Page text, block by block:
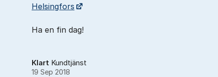
Helsingfors
Ha en fin dag!
Klart Kundtjänst
19 Sep 2018